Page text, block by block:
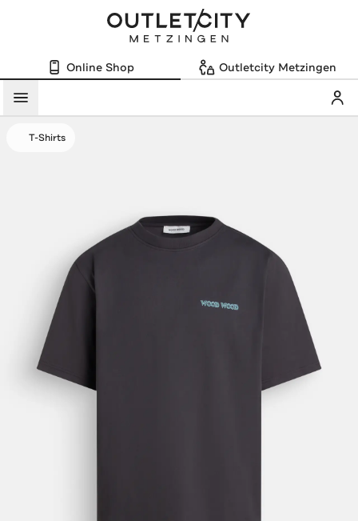
Online Shop Outletcity Metzingen
Menü
T-Shirts